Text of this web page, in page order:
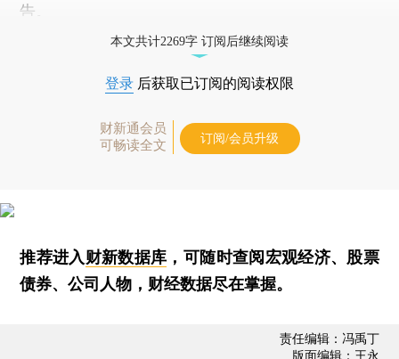
告。
本文共计2269字 订阅后继续阅读
登录 后获取已订阅的阅读权限
财新通会员
可畅读全文
订阅/会员升级
推荐进入财新数据库 ，可随时查阅宏观经济、股票
债券、公司人物，财经数据尽在掌握。
责任编辑：冯禹丁
版面编辑：王永